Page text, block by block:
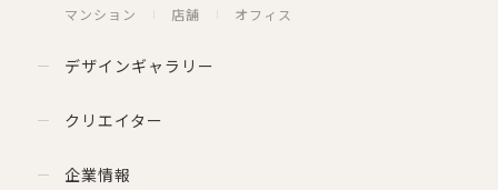
マンション 店舗 オフィス
デザインギャラリー
クリエイター
企業情報